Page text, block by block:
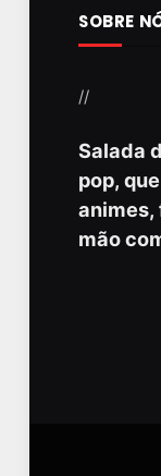
SOBRE
//
Salada
pop,
animes,
mão